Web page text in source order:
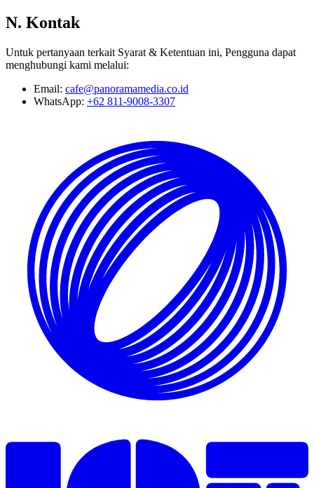
N. Kontak
Untuk pertanyaan terkait Syarat & Ketentuan ini, Pengguna dapat
menghubungi kami melalui:
Email: cafe@panoramamedia.co.id
WhatsApp: +62 811-9008-3307